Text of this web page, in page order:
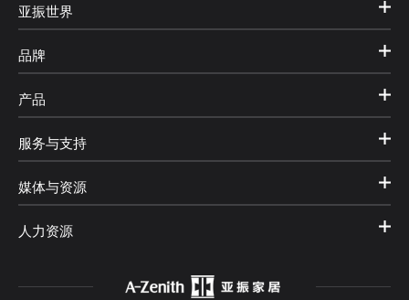
亚振世界
品牌
产品
服务与支持
媒体与资源
人力资源